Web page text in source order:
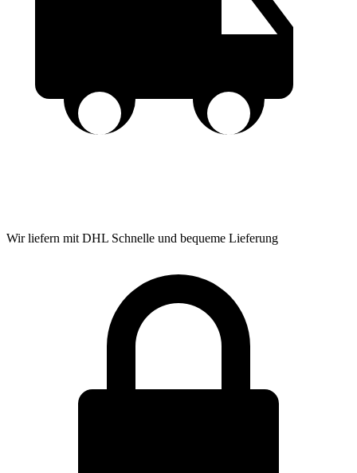
Wir liefern mit DHL Schnelle und bequeme Lieferung